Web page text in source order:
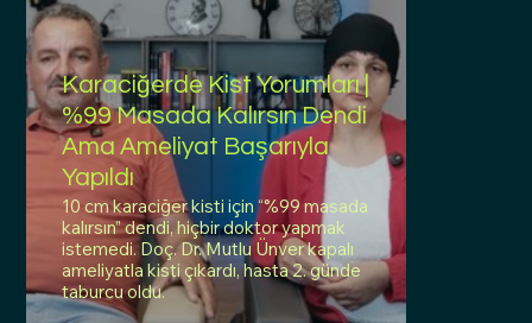
Karaciğerde Kist Yorumları |
%99 Masada Kalırsın Dendi
Ama Ameliyat Başarıyla
Yapıldı
10 cm karaciğer kisti için “%99 masada
kalırsın” dendi, hiçbir doktor yapmak
istemedi. Doç. Dr. Mutlu Ünver kapalı
ameliyatla kisti çıkardı, hasta 2. günde
taburcu oldu.